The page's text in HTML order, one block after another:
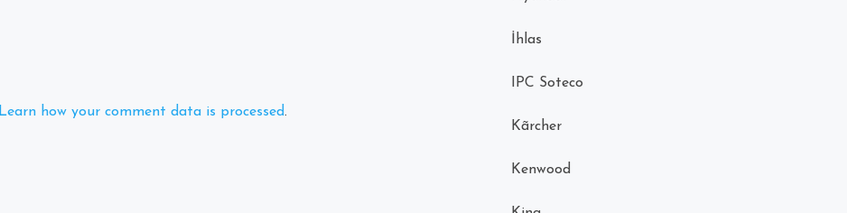
Learn how your comment data is processed.
İhlas
IPC Soteco
Kãrcher
Kenwood